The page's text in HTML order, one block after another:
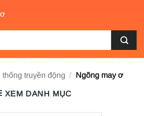
thống truyền động / Ngõng may ơ
XEM DANH MỤC